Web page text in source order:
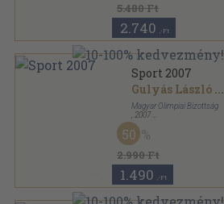
5.480 Ft
2.740 ,-Ft
Sport 2007
Gulyás László ...
Magyar Olimpiai Bizottság
2007
Fűzött kemény papírkötés
Sport évkönyv sorozat
2.990 Ft
50
1.490 ,-Ft